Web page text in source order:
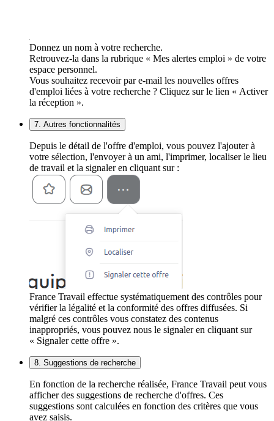
Donnez un nom à votre recherche.
Retrouvez-la dans la rubrique « Mes alertes emploi » de votre
espace personnel.
Vous souhaitez recevoir par e-mail les nouvelles offres
d'emploi liées à votre recherche ? Cliquez sur le lien « Activer
la réception ».
7. Autres fonctionnalités
Depuis le détail de l'offre d'emploi, vous pouvez l'ajouter à
votre sélection, l'envoyer à un ami, l'imprimer, localiser le lieu
de travail et la signaler en cliquant sur :
France Travail effectue systématiquement des contrôles pour
vérifier la légalité et la conformité des offres diffusées. Si
malgré ces contrôles vous constatez des contenus
inappropriés, vous pouvez nous le signaler en cliquant sur
« Signaler cette offre ».
8. Suggestions de recherche
En fonction de la recherche réalisée, France Travail peut vous
afficher des suggestions de recherche d'offres. Ces
suggestions sont calculées en fonction des critères que vous
avez saisis.